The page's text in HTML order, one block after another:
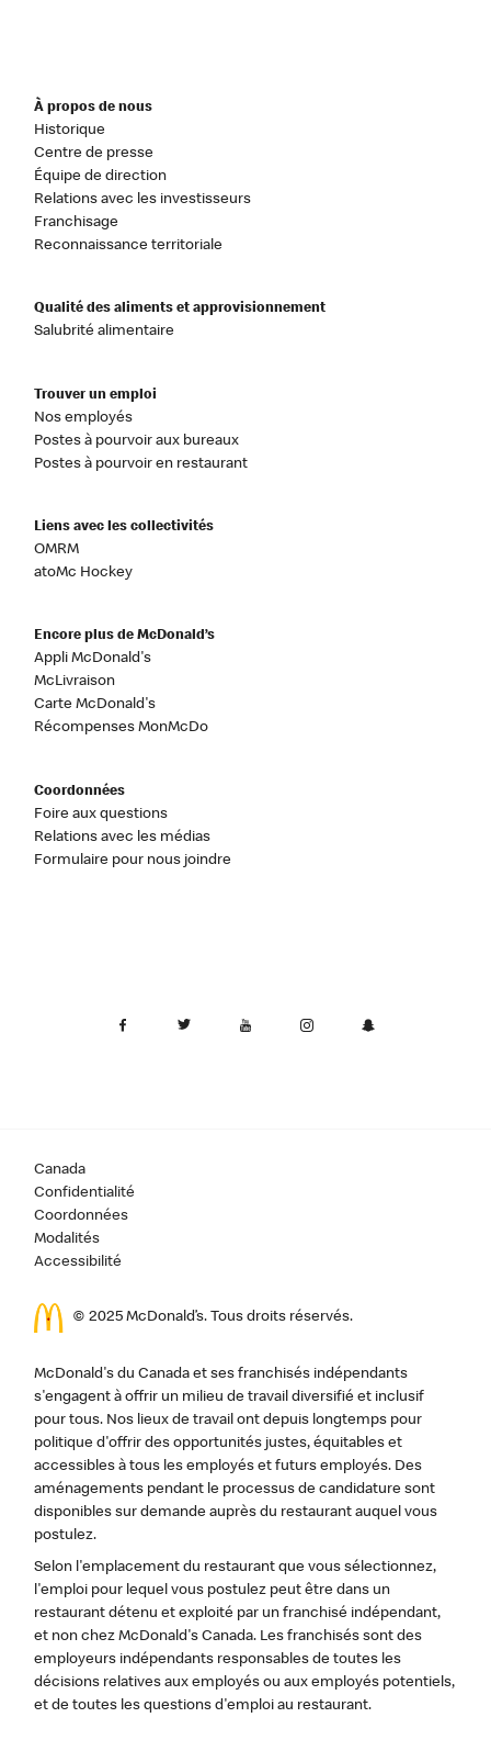
À propos de nous
Historique
Centre de presse
Équipe de direction
Relations avec les investisseurs
Franchisage
Reconnaissance territoriale
Qualité des aliments et approvisionnement
Salubrité alimentaire
Trouver un emploi
Nos employés
Postes à pourvoir aux bureaux
Postes à pourvoir en restaurant
Liens avec les collectivités
OMRM
atoMc Hockey
Encore plus de McDonald’s
Appli McDonald's
McLivraison
Carte McDonald's
Récompenses MonMcDo
Coordonnées
Foire aux questions
Relations avec les médias
Formulaire pour nous joindre
Canada
Confidentialité
Coordonnées
Modalités
Accessibilité
© 2025 McDonald’s. Tous droits réservés.
McDonald's du Canada et ses franchisés indépendants
s'engagent à offrir un milieu de travail diversifié et inclusif
pour tous. Nos lieux de travail ont depuis longtemps pour
politique d'offrir des opportunités justes, équitables et
accessibles à tous les employés et futurs employés. Des
aménagements pendant le processus de candidature sont
disponibles sur demande auprès du restaurant auquel vous
postulez.
Selon l'emplacement du restaurant que vous sélectionnez,
l'emploi pour lequel vous postulez peut être dans un
restaurant détenu et exploité par un franchisé indépendant,
et non chez McDonald's Canada. Les franchisés sont des
employeurs indépendants responsables de toutes les
décisions relatives aux employés ou aux employés potentiels,
et de toutes les questions d'emploi au restaurant.